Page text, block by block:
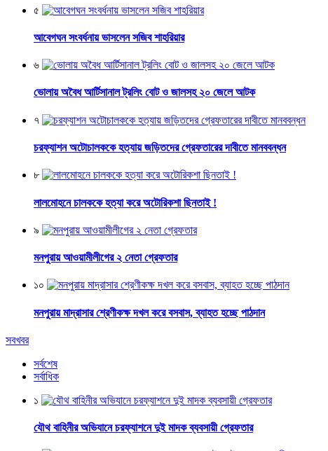
৫
আবেগঘন সংবর্ধনায় ভাসলেন সজিব শাহরিয়ার
৬
ভোলায় অবৈধ আর্টিসানাল ট্রলিং বোট ও জালসহ ২০ জেলে আটক
৭
চরফ্যাশন অটোচালককে হত্যায় জড়িতদের গ্রেফতারের দাবীতে মানববন্ধন
৮
লালমোহনে চালককে হত্যা করে অটোরিকশা ছিনতাই !
৯
মনপুরায় আওয়ামীলীগের ২ নেতা গ্রেফতার
১০
মনপুরায় মাদ্রাসার শ্রেণীকক্ষ দখল করে বসবাস, ব্যাহত হচ্ছে পাঠদান
সবখবর
সর্বশেষ
সর্বাধিক
১
যৌথ বাহিনীর অভিযানে চরফ্যাশনে দুই মাদক ব্যবসায়ী গ্রেফতার